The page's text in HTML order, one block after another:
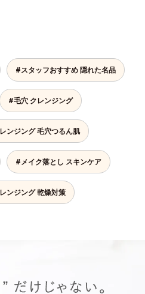
#スタッフおすすめ 隠れた名品
#毛穴 クレンジング
ンジング 毛穴つるん肌
#メイク落とし スキンケア
ンジング 乾燥対策